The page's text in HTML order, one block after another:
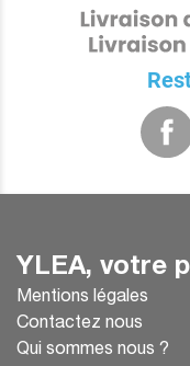
YLEA, votre
Mentions légales
Contactez nous
Qui sommes nous ?